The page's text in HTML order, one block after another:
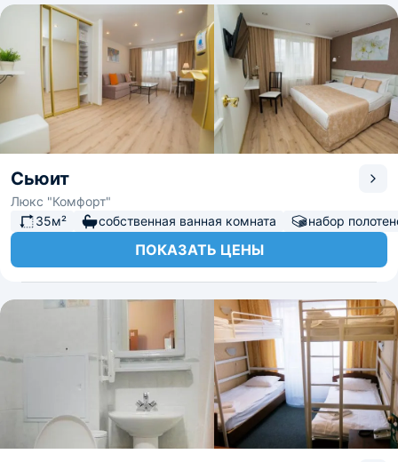
Сьюит
Люкс "Комфорт"
35м²
собственная ванная комната набор
ПОКАЗАТЬ ЦЕНЫ